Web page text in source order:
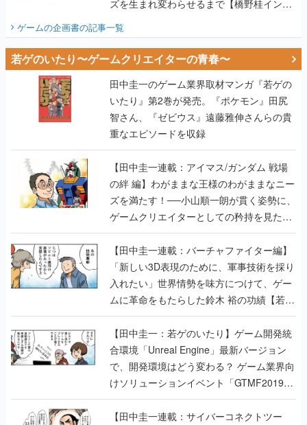
ズを生まれ変わらせるまで【橋野桂インタ
ビュー】
ゲームの企画書の記事一覧
若ゲのいたり〜ゲームクリエイターの青春〜
田中圭一のゲーム業界取材マンガ『若ゲの
いたり』第2巻が発売。『ポケモン』田尻
智さん、『ゼビウス』遠藤雅伸さんらの貴
重なエピソードを収録
【田中圭一連載：アイマス/ガンダム 戦場
の絆 編】わがままな王様のわがままなニー
ズを満たす！──小山順一朗が貫く姿勢に、
ゲームクリエイターとしての矜持を見た
【若ゲのいたり最終回】
【田中圭一連載：バーチャファイター編】
「新しい3D表現のために、軍事技術を採り
入れたい」世界情勢を味方につけて、ゲー
ムに革命をもたらした鈴木 裕の功績【若ゲ
のいたり】
【田中圭一：若ゲのいたり】ゲーム開発統
合環境「Unreal Engine」最新バージョン
で、開発環境はどう変わる？ ゲーム業界向
けソリューションイベント「GTMF2019」
に行って、より理解を深めよう【PR】
【田中圭一連載：サイバーコネクトツー